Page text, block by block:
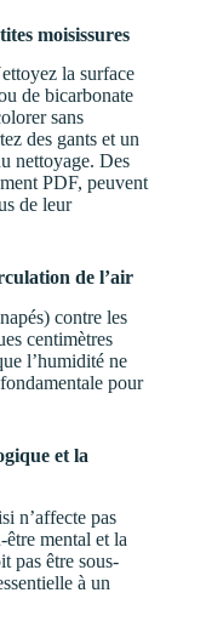
moisissures
la surface
de bicarbonate
sans
des gants et un
nettoyage. Des
PDF, peuvent
de leur
de l’air
contre les
centimètres
l’humidité ne
pour
et la
n’affecte pas
mental et la
pas être sous-
à un